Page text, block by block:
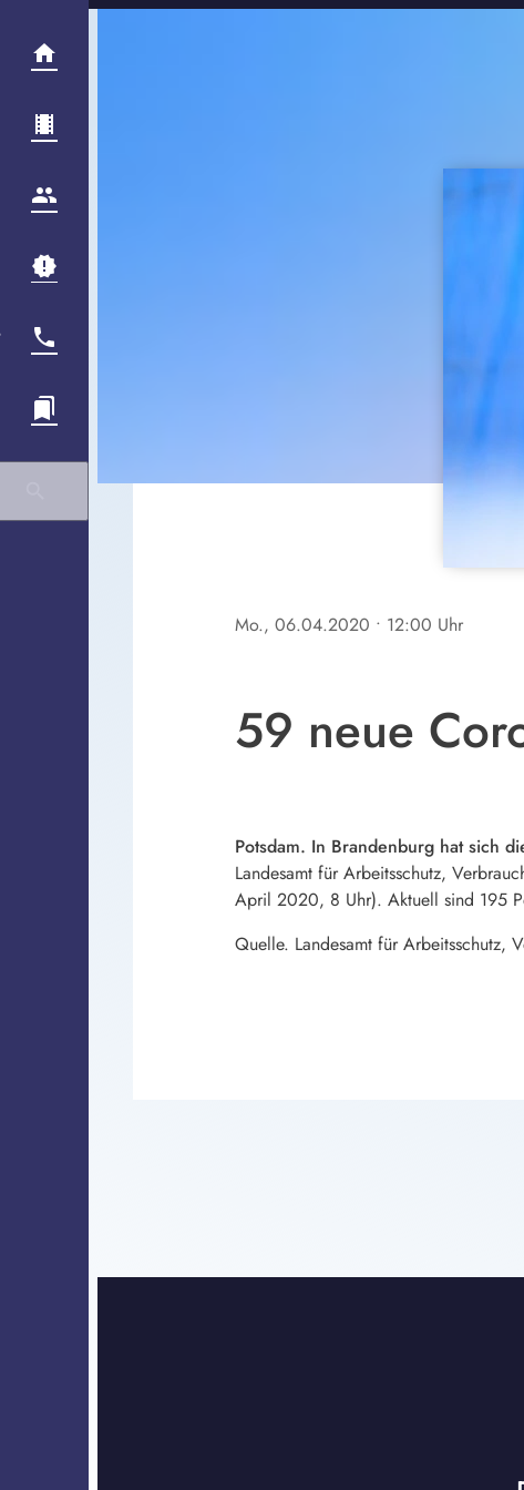
Mo., 06.04.2020 • 12:00 Uhr
59 neue
Potsdam. In Brandenburg hat sich
Landesamt für Arbeitsschutz,
April 2020, 8 Uhr). Aktuell sind 195
Quelle. Landesamt für Arbeitsschutz,